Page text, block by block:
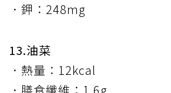
．鉀：248mg
13.油菜
．熱量：12kcal